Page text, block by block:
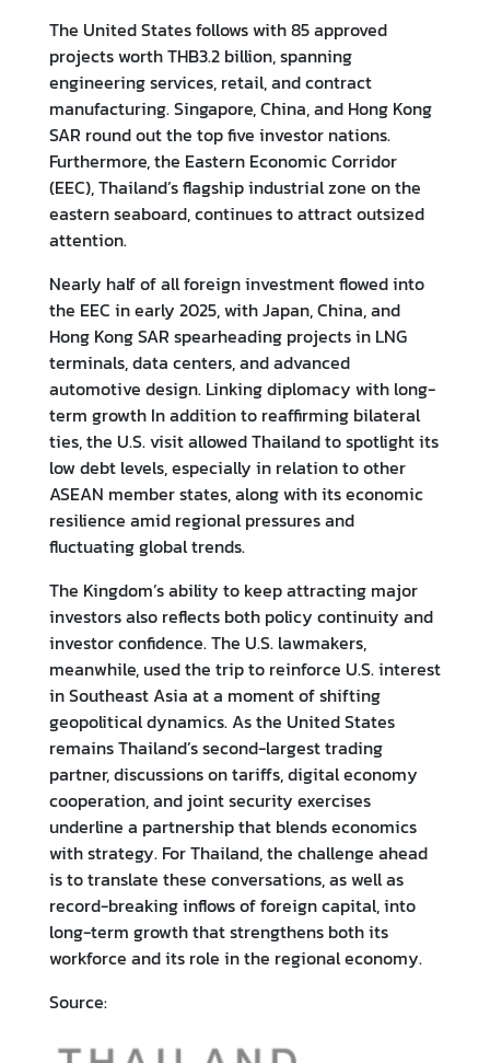
กิ
จ
ก
ร
ร
ม
/
โ
อ
ก
า
ส
ใ
น
ไ
ต้
ห
วั
น
ส
ถ
า
น
ก
า
ร
ณ์
เ
ศ
ร
ษ
ฐ
กิ
จ
ไ
ต้
วั
The United States follows with 85 approved
projects worth THB3.2 billion, spanning
engineering services, retail, and contract
manufacturing. Singapore, China, and Hong Kong
SAR round out the top five investor nations.
Furthermore, the Eastern Economic Corridor
(EEC), Thailand’s flagship industrial zone on the
eastern seaboard, continues to attract outsized
attention.
Nearly half of all foreign investment flowed into
the EEC in early 2025, with Japan, China, and
Hong Kong SAR spearheading projects in LNG
terminals, data centers, and advanced
automotive design. Linking diplomacy with long-
term growth In addition to reaffirming bilateral
ties, the U.S. visit allowed Thailand to spotlight its
low debt levels, especially in relation to other
ASEAN member states, along with its economic
resilience amid regional pressures and
fluctuating global trends.
The Kingdom’s ability to keep attracting major
investors also reflects both policy continuity and
investor confidence. The U.S. lawmakers,
meanwhile, used the trip to reinforce U.S. interest
in Southeast Asia at a moment of shifting
geopolitical dynamics. As the United States
remains Thailand’s second-largest trading
partner, discussions on tariffs, digital economy
cooperation, and joint security exercises
underline a partnership that blends economics
with strategy. For Thailand, the challenge ahead
is to translate these conversations, as well as
record-breaking inflows of foreign capital, into
long-term growth that strengthens both its
workforce and its role in the regional economy.
Source: